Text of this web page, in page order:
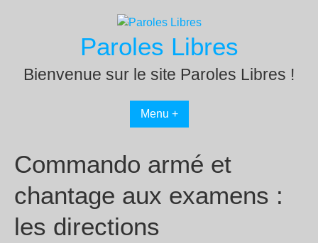
Paroles Libres
Bienvenue sur le site Paroles Libres !
Menu +
Commando armé et
chantage aux examens :
les directions